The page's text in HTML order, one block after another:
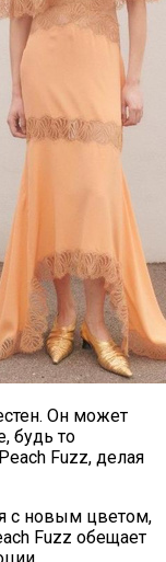
Он может
будь то
Fuzz, делая
с новым цветом,
Fuzz обещает